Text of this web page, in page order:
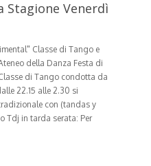
Stagione Venerdì
Classe di Tango e
della Danza Festa di
di Tango condotta da
22.15 alle 2.30 si
con (tandas y
Tdj in tarda serata: Per